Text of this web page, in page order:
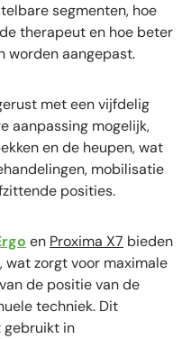
segmenten, hoe
therapeut en hoe beter
worden aangepast.
met een vijfdelig
aanpassing mogelijk,
en de heupen, wat
mobilisatie
posities.
en Proxima X7 bieden
wat zorgt voor maximale
de positie van de
techniek. Dit
gebruikt in